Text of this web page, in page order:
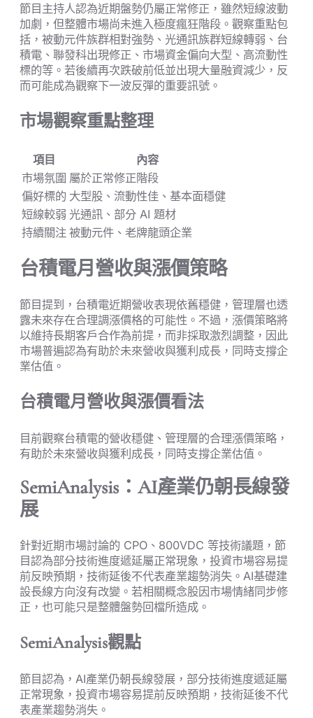
節目主持人認為近期盤勢仍屬正常修正，雖然短線波動
加劇，但整體市場尚未進入極度瘋狂階段。觀察重點包
括，被動元件族群相對強勢、光通訊族群短線轉弱、台
積電、聯發科出現修正、市場資金偏向大型、高流動性
標的等。若後續再次跌破前低並出現大量融資減少，反
而可能成為觀察下一波反彈的重要訊號。
市場觀察重點整理
項目
內容
市場氛圍 屬於正常修正階段
偏好標的 大型股、流動性佳、基本面穩健
短線較弱 光通訊、部分 AI 題材
持續關注 被動元件、老牌龍頭企業
台積電月營收與漲價策略
節目提到，台積電近期營收表現依舊穩健，管理層也透
露未來存在合理調漲價格的可能性。不過，漲價策略將
以維持長期客戶合作為前提，而非採取激烈調整，因此
市場普遍認為有助於未來營收與獲利成長，同時支撐企
業估值。
台積電月營收與漲價看法
目前觀察台積電的營收穩健、管理層的合理漲價策略，
有助於未來營收與獲利成長，同時支撐企業估值。
SemiAnalysis：AI產業仍朝長線發
展
針對近期市場討論的 CPO、800VDC 等技術議題，節
目認為部分技術進度遞延屬正常現象，投資市場容易提
前反映預期，技術延後不代表產業趨勢消失。AI基礎建
設長線方向沒有改變。若相關概念股因市場情緒同步修
正，也可能只是整體盤勢回檔所造成。
SemiAnalysis觀點
節目認為，AI產業仍朝長線發展，部分技術進度遞延屬
正常現象，投資市場容易提前反映預期，技術延後不代
表產業趨勢消失。